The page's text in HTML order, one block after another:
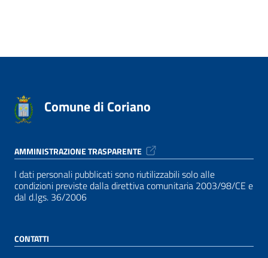
Comune di Coriano
AMMINISTRAZIONE TRASPARENTE
I dati personali pubblicati sono riutilizzabili solo alle
condizioni previste dalla direttiva comunitaria 2003/98/CE e
dal d.lgs. 36/2006
CONTATTI